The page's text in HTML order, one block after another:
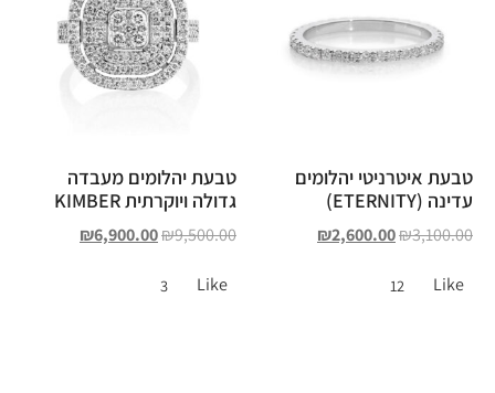
טבעת איטרניטי יהלומים
עדינה (ETERNITY)
₪3,100.00
₪2,600.00
Like
12
טבעת יהלומים מעבדה
גדולה ויוקרתית KIMBER
₪9,500.00
₪6,900.00
Like
3